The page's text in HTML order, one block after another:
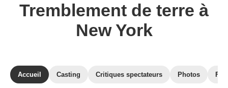
Tremblement de terre à
New York
Accueil Casting Critiques spectateurs Photos